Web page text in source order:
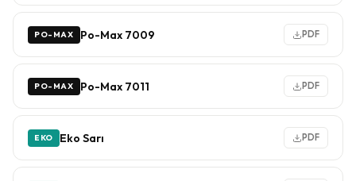
PO-MAX Po-Max 7009 PDF
PO-MAX Po-Max 7011 PDF
EKO Eko Sarı PDF